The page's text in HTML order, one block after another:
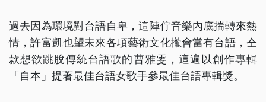
過去因為環境對台語自卑，這陣佇音樂內底揣轉來熱
情，許富凱也望未來各項藝術文化攏會當有台語，仝
款想欲跳脫傳統台語歌的曹雅雯，這遍以創作專輯
「自本」提著最佳台語女歌手參最佳台語專輯獎。